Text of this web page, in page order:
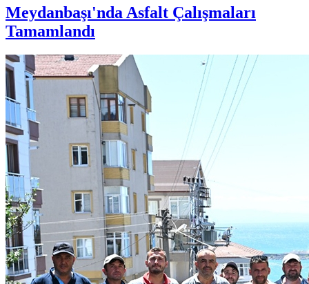
Meydanbaşı'nda Asfalt Çalışmaları
Tamamlandı